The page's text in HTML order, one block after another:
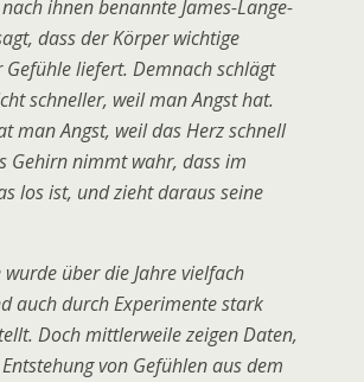
ihnen benannte James-Lange-
dass der Körper wichtige
Gefühle liefert. Demnach schlägt
schneller, weil man Angst hat.
man Angst, weil das Herz schnell
Gehirn nimmt wahr, dass im
los ist, und zieht daraus seine
wurde über die Jahre vielfach
auch durch Experimente stark
Doch mittlerweile zeigen Daten,
von Gefühlen aus dem